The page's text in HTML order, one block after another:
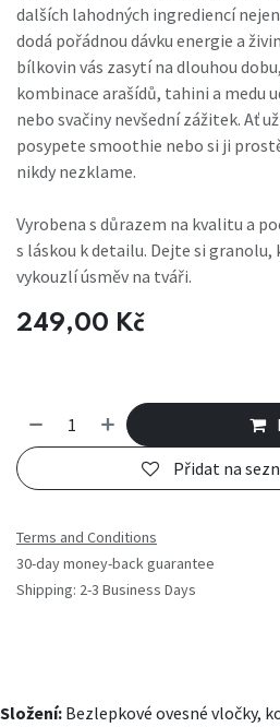
dalších lahodných ingrediencí
dodá pořádnou dávku energie a
bílkovin vás zasytí na dlouhou
kombinace arašídů, tahini a medu
nebo svačiny nevšední zážitek. Ať
posypete smoothie nebo si ji
nikdy nezklame.
Vyrobena s důrazem na kvalitu a
s láskou k detailu. Dejte si
vykouzlí úsměv na tváři.
249,00 Kč
Přidat na
Terms and Conditions
30-day money-back guarantee
Shipping: 2-3 Business Days
Složení: Bezlepkové ovesné vločky,